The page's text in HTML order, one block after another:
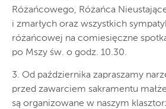
Różańcowego, Różańca
i zmarłych oraz wszystkich
różańcowej na comiesięczne
po Mszy św. o godz. 10.30.
3. Od października zapraszamy
przed zawarciem sakramentu
są organizowane w naszym